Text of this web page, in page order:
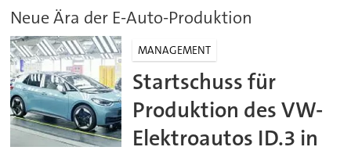
Neue Ära der E-Auto-Produktion
MANAGEMENT
Startschuss für
Produktion des VW-
Elektroautos ID.3 in